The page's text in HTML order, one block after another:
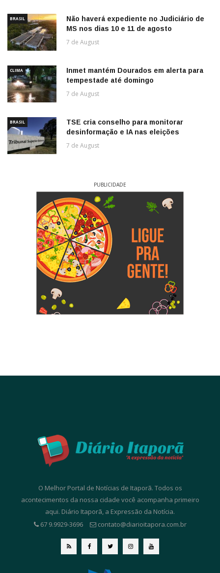
BRASIL
Não haverá expediente no Judiciário de
MS nos dias 10 e 11 de agosto
7 de August
CLIMA
Inmet mantém Dourados em alerta para
tempestade até domingo
7 de August
BRASIL
TSE cria conselho para monitorar
desinformação e IA nas eleições
7 de August
PUBLICIDADE
O Melhor Portal de Notícias de Itaporã. Todos os
acontecimentos da nossa cidade você acompanha primeiro
aqui. Diário Itaporã, a Expressão da Notícia.
67 9.9929-3696
contato@diarioitapora.com.br